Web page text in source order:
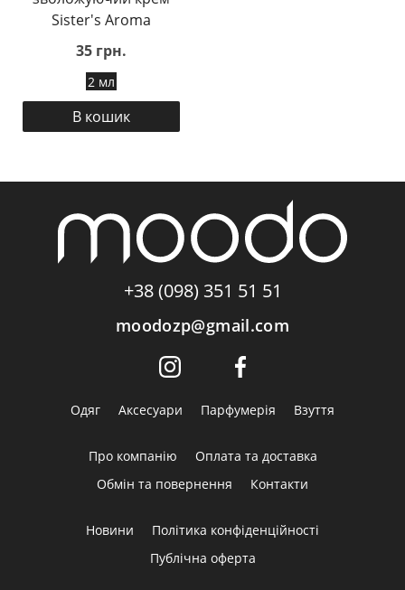
Sister's Aroma
35 грн.
2 мл
В кошик
+38 (098) 351 51 51
moodozp@gmail.com
Одяг Аксесуари Парфумерія Взуття
Про компанію
Оплата та доставка
Обмін та повернення
Контакти
Новини
Політика конфіденційності
Публічна оферта